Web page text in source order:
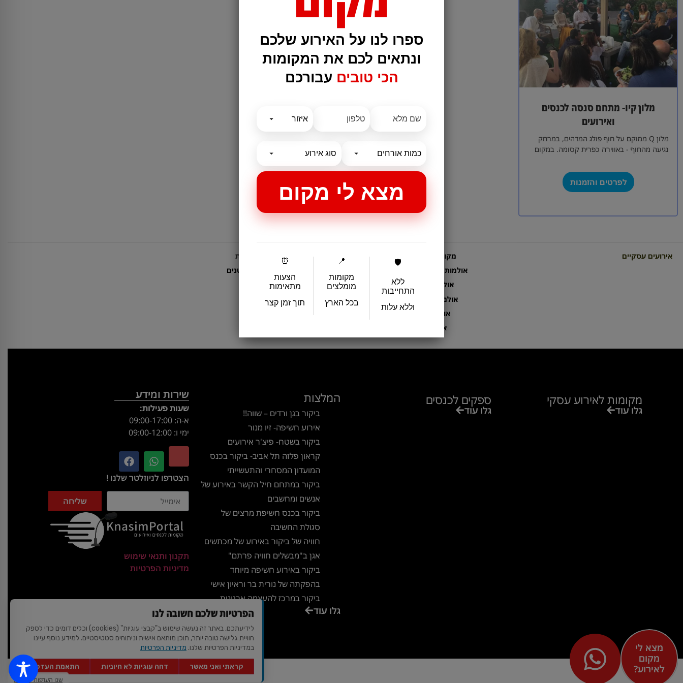
מלון קיו- מתחם סנסה לכנסים
ואירועים
מלון Q ממוקם על חוף פולג המדהים, במרחק
נגיעה מהחוף - באווירה כפרית קסומה. במקום
לפרטים והזמנות
מצא לי
מקום
לאירוע?
אירועים עסקיים
מקומות לאירועים
אולמות אירועים לחתונות
אולם לבר מצווה
אולמות לבת מצווה
אולמות לברית
אולם לחינה
קטגוריות נבחרות
מקום לאירועים קטנים
מקומות לאירוע עסקי
גלו עוד
ספקים לכנסים
גלו עוד
המלצות
ביקור בגן ורדים – שווה!!
אירוע חשיפה- זיו מנור
ביקור בשטח- פיצ'ר אירועים
קראון פלזה תל אביב- ביקור בכנס
המועדון המסחרי והתעשייתי
ביקור במתחם חיל הקשר באירוע של
אנשים ומחשבים
ביקור בכנס חשיפת מרצים של
סגולת החשיבה
חוויה של ביקור באירוע של מכתשים
אגן ב"מבשלים חוויה פרתם"
ביקור באירוע חשיפה מיוחד
בהפקתה של נורית בר וראיון אישי
ביקור במרכז להעצמה ארגונית
ואישית – שדות ישראל
ביקור באגדת דשא – מקום מהאגדות
ביקור במרכז הכנסים משכנות
גלו עוד
שירות ומידע
שעות פעילות:
א-ה: 09:00-17:00
ימי ו: 09:00-12:00
הצטרפו לניוזלטר שלנו !
שליחה
תקנון ותנאי שימוש
מדיניות הפרטיות
עיצוב ופיתוח - AVIV-DIGITAL © 2026 כל הזכויות שמורות | כנסים פורטל
ספרו לנו על האירוע שלכם
ונתאים לכם את המקומות
הכי טובים עבורכם
🛡️
ללא
התחייבות
וללא עלות
📍
מקומות
מומלצים
בכל הארץ
⏰
הצעות
מתאימות
תוך זמן קצר
הפרטיות שלכם חשובה לנו
לידיעתכם, באתר זה נעשה שימוש ב"קבצי עוגיות" (cookies) וכלים דומים כדי לספק
חוויית גלישה טובה יותר, תוכן מותאם אישית וניתוחים סטטיסטיים. למידע נוסף עיינו
במדיניות הפרטיות שלנו. מדיניות הפרטיות
קראתי ואני מאשר דחה עוגיות לא חיוניות
התאמת העדפות
שנו העדפות פרטיות